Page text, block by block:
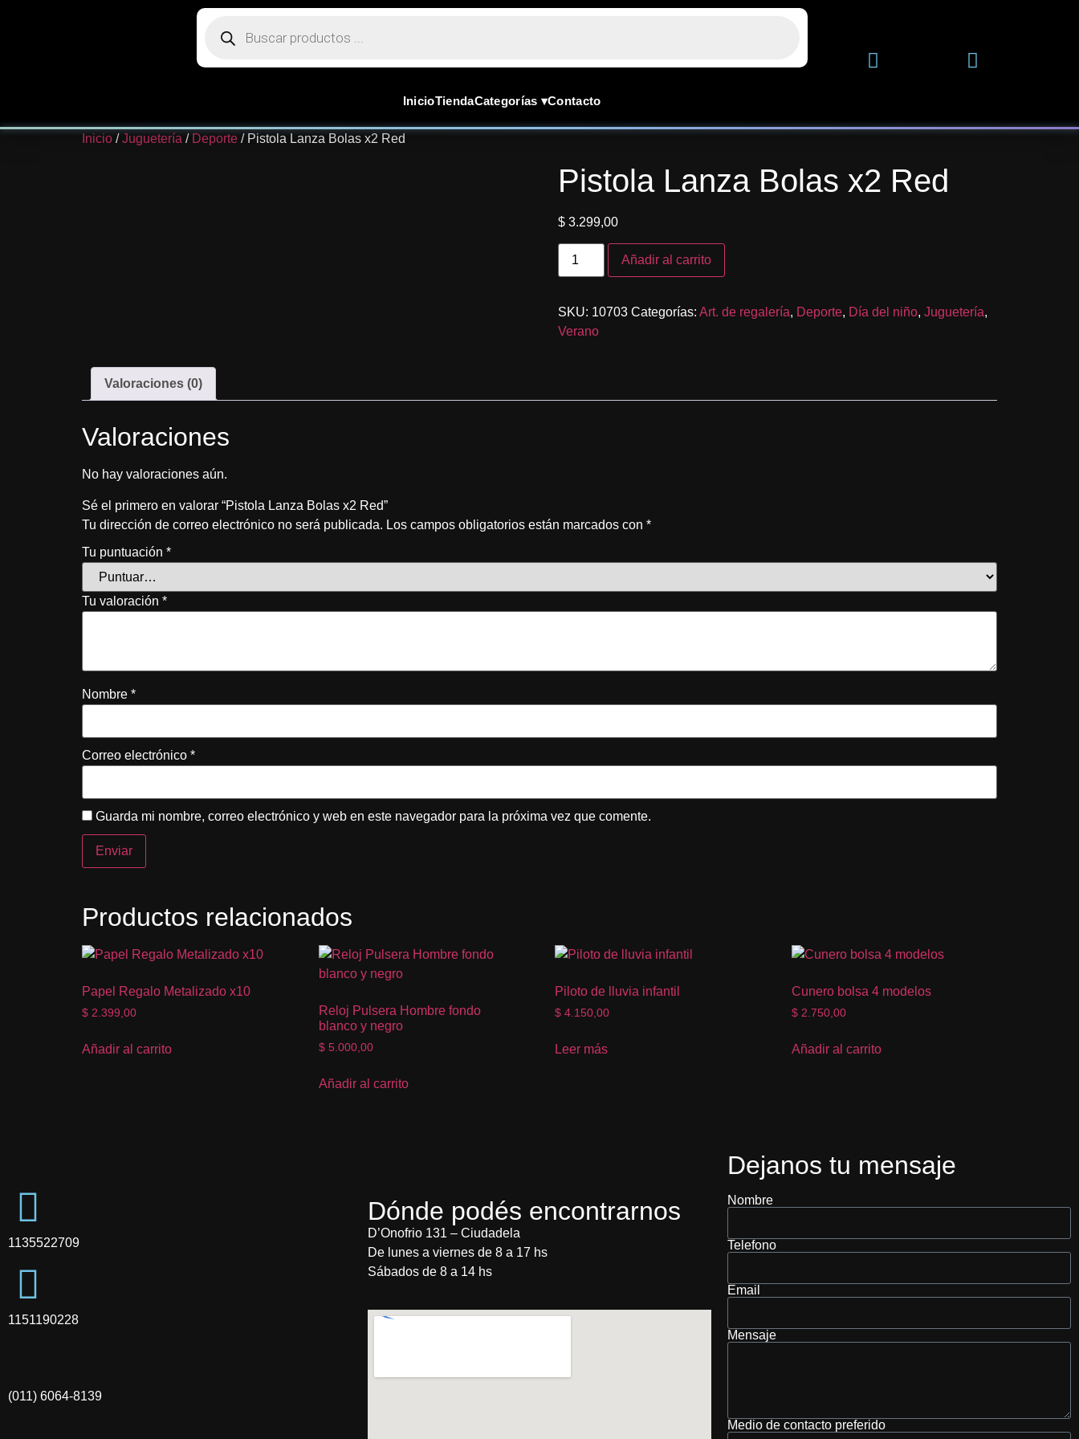
InicioTiendaCategorías ▾Contacto
Inicio /Juguetería / Deporte / Pistola Lanza Bolas x2 Red
Pistola Lanza Bolas x2 Red
$3.299,00
Añadir al carrito
SKU: 10703 Categorías: Art. de regalería, Deporte, Día del niño, Juguetería,
Verano
Valoraciones (0)
Valoraciones
No hay valoraciones aún.
Sé el primero en valorar “Pistola Lanza Bolas x2 Red”
Tu dirección de correo electrónico no será publicada. Los campos obligatorios están marcados con *
Tu puntuación *
Tu valoración *
Nombre *
Correo electrónico *
Guarda mi nombre, correo electrónico y web en este navegador para la próxima vez que comente.
Productos relacionados
Papel Regalo Metalizado x10
$ 2.399,00
Añadir al carrito
Reloj Pulsera Hombre fondo
blanco y negro
$5.000,00
Añadir al carrito
Piloto de lluvia infantil
$ 4.150,00
Leer más
Cunero bolsa 4 modelos
$ 2.750,00
Añadir al carrito
1135522709
1151190228
(011) 6064-8139
Dónde podés encontrarnos
D’Onofrio 131 – Ciudadela
De lunes a viernes de 8 a 17 hs
Sábados de 8 a 14 hs
Dejanos tu mensaje
Nombre
Telefono
Email
Mensaje
Medio de contacto preferido